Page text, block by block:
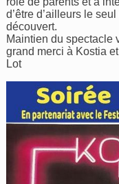
d’être d’ailleurs le
découvert.
Maintien du spectacle
grand merci à Kostia
Lot